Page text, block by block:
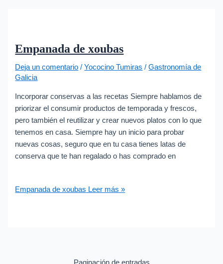
Empanada de xoubas
Deja un comentario /Yococino Tumiras /Gastronomía de
Galicia
Incorporar conservas a las recetas Siempre hablamos de
priorizar el consumir productos de temporada y frescos,
pero también el reutilizar y crear nuevos platos con lo que
tenemos en casa. Siempre hay un inicio para probar
nuevas cosas, seguro que en tu casa tienes latas de
conserva que te han regalado o has comprado en
Empanada de xoubas Leer más »
Paginación de entradas